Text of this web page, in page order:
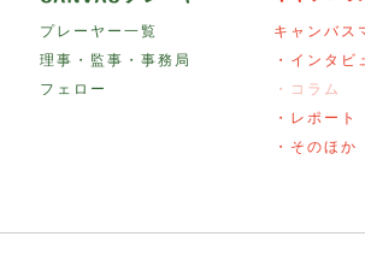
プレーヤー一覧
理事・監事・事務局
フェロー
キャンバス
・インタビ
・コラム
・レポート
・そのほか